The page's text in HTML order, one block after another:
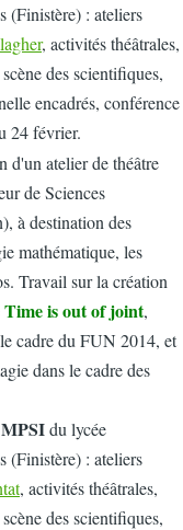
(Finistère) : ateliers
, activités théâtrales,
des scientifiques,
encadrés, conférence
24 février.
d'un atelier de théâtre
de Sciences
à destination des
mathématique, les
Travail sur la création
Time is out of joint,
cadre du FUN 2014, et
dans le cadre des
MPSIdu lycée
(Finistère) : ateliers
, activités théâtrales,
des scientifiques,